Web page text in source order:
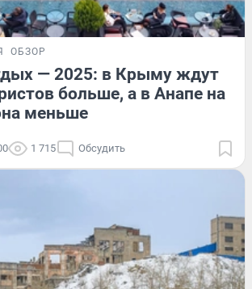
ОБЗОР
— 2025: в Крыму ждут
больше, а в Анапе на
меньше
1 715 Обсудить